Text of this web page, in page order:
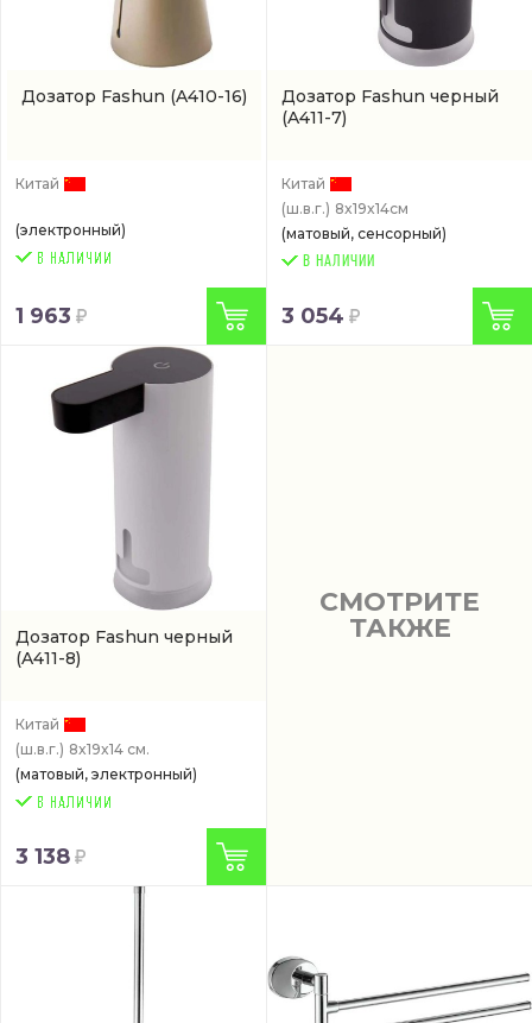
Дозатор Fashun (A410-16)
Китай
(электронный)
1 963
Дозатор Fashun черный
(A411-7)
Китай
(ш.в.г.) 8x19x14см
(матовый, сенсорный)
В НАЛИЧИИ
3 054
Дозатор Fashun черный
(A411-8)
Китай
(ш.в.г.) 8x19x14 см.
(матовый, электронный)
3 138
СМОТРИТЕ
ТАКЖЕ